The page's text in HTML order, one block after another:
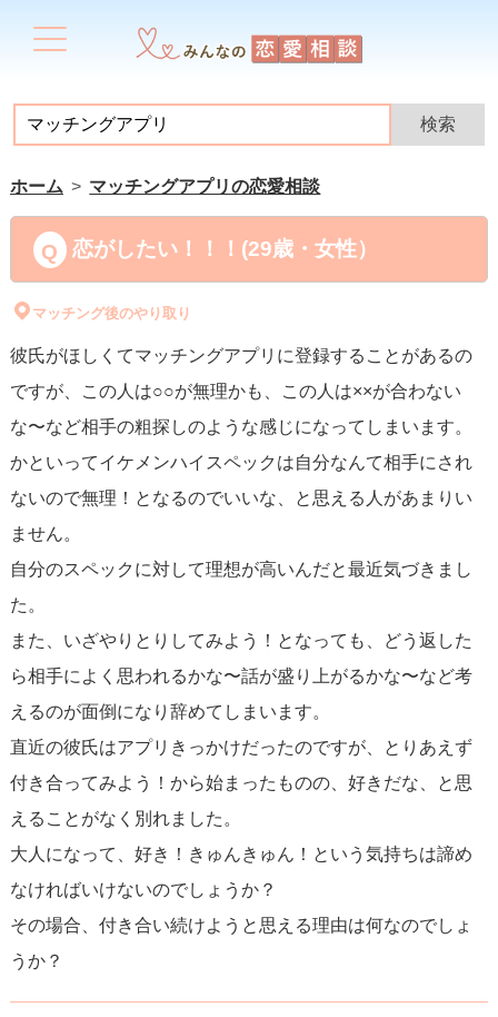
ホーム マッチングアプリの恋愛相談
恋がしたい！！！(29歳・女性）
マッチング後のやり取り
彼氏がほしくてマッチングアプリに登録することがあるの
ですが、この人は○○が無理かも、この人は××が合わない
な〜など相手の粗探しのような感じになってしまいます。
かといってイケメンハイスペックは自分なんて相手にされ
ないので無理！となるのでいいな、と思える人があまりい
ません。
自分のスペックに対して理想が高いんだと最近気づきまし
た。
また、いざやりとりしてみよう！となっても、どう返した
ら相手によく思われるかな〜話が盛り上がるかな〜など考
えるのが面倒になり辞めてしまいます。
直近の彼氏はアプリきっかけだったのですが、とりあえず
付き合ってみよう！から始まったものの、好きだな、と思
えることがなく別れました。
大人になって、好き！きゅんきゅん！という気持ちは諦め
なければいけないのでしょうか？
その場合、付き合い続けようと思える理由は何なのでしょ
うか？